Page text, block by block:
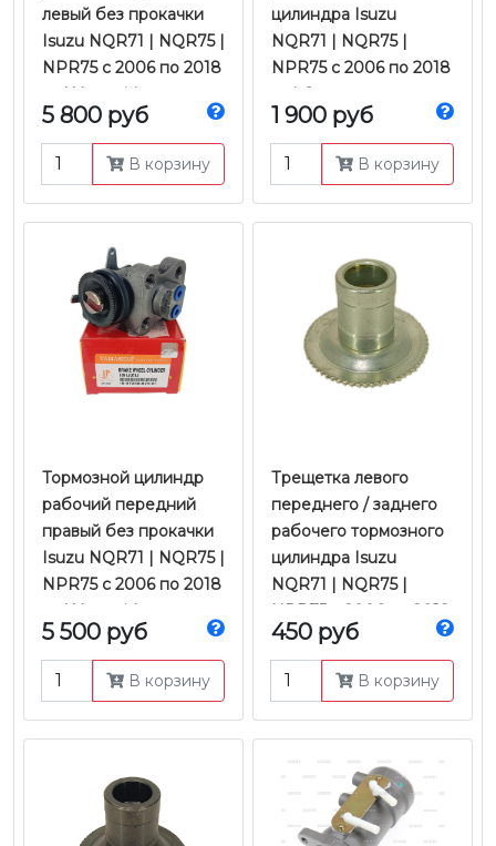
левый без прокачки
Isuzu NQR71 | NQR75 |
NPR75 с 2006 по 2018
гг. | Yamasida
5 800 руб
В корзину
цилиндра Isuzu
NQR71 | NQR75 |
NPR75 с 2006 по 2018
гг. | Оригинал
1 900 руб
В корзину
Тормозной цилиндр
рабочий передний
правый без прокачки
Isuzu NQR71 | NQR75 |
NPR75 с 2006 по 2018
гг. | Yamasida
5 500 руб
В корзину
Трещетка левого
переднего / заднего
рабочего тормозного
цилиндра Isuzu
NQR71 | NQR75 |
NPR75 с 2006 по 2018
гг. | JMC
450 руб
В корзину